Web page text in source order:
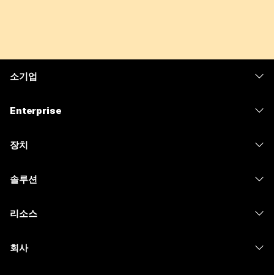
소기업
Enterprise
장치
솔루션
리소스
회사